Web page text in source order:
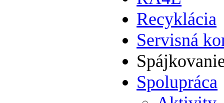
Recyklácia
Servisná
Spolupráca